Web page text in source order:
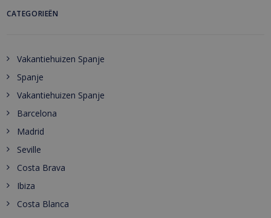
CATEGORIEËN
Vakantiehuizen Spanje
Spanje
Vakantiehuizen Spanje
Barcelona
Madrid
Seville
Costa Brava
Ibiza
Costa Blanca